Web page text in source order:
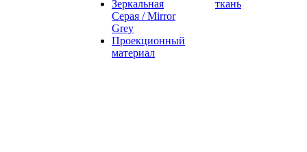
Зеркальная
Серая / Mirror
Grey
Проекционный
материал
ткань